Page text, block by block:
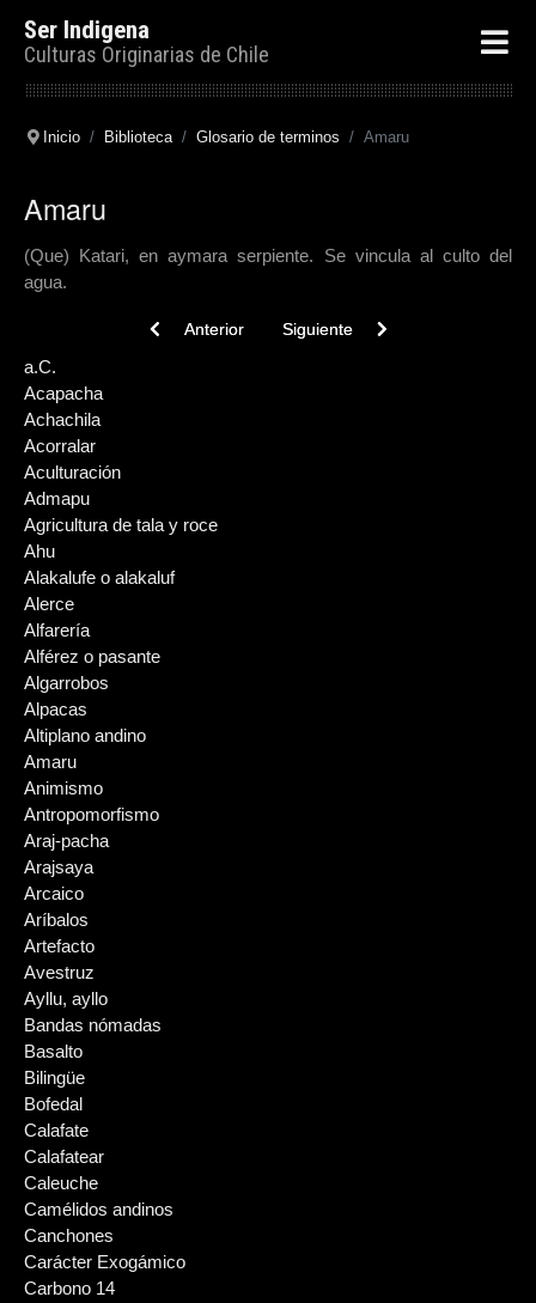
Ser Indigena
Culturas Originarias de Chile
Inicio Biblioteca Glosario de terminos Amaru
Amaru
(Que) Katari, en aymara serpiente. Se vincula al culto del
agua.
Previous article: Animismo
Anterior Next article: Altiplano andino
Siguiente
a.C.
Acapacha
Achachila
Acorralar
Aculturación
Admapu
Agricultura de tala y roce
Ahu
Alakalufe o alakaluf
Alerce
Alfarería
Alférez o pasante
Algarrobos
Alpacas
Altiplano andino
Amaru
Animismo
Antropomorfismo
Araj-pacha
Arajsaya
Arcaico
Aríbalos
Artefacto
Avestruz
Ayllu, ayllo
Bandas nómadas
Basalto
Bilingüe
Bofedal
Calafate
Calafatear
Caleuche
Camélidos andinos
Canchones
Carácter Exogámico
Carbono 14